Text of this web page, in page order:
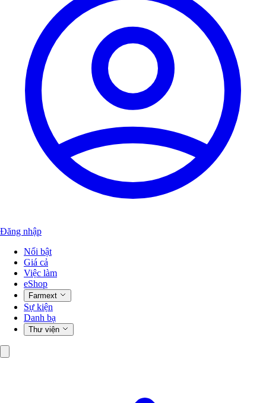
Đăng nhập
Nổi bật
Giá cả
Việc làm
eShop
Farmext
Sự kiện
Danh bạ
Thư viện